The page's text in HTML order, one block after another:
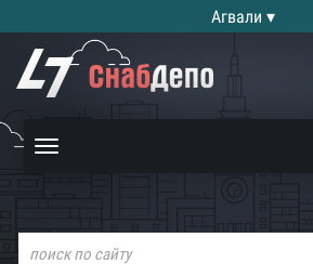
Агвали ▾
Toggle